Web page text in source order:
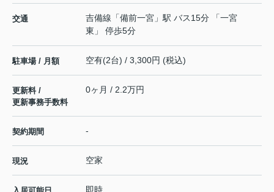
交通 吉備線 「備前一宮 」駅 バス15分 「一宮
東」 停歩5分
駐車場 / 月額 空有(2台) / 3,300円 (税込)
更新料 /
更新事務手数料
0ヶ月 / 2.2万円
契約期間 -
現況 空家
即時